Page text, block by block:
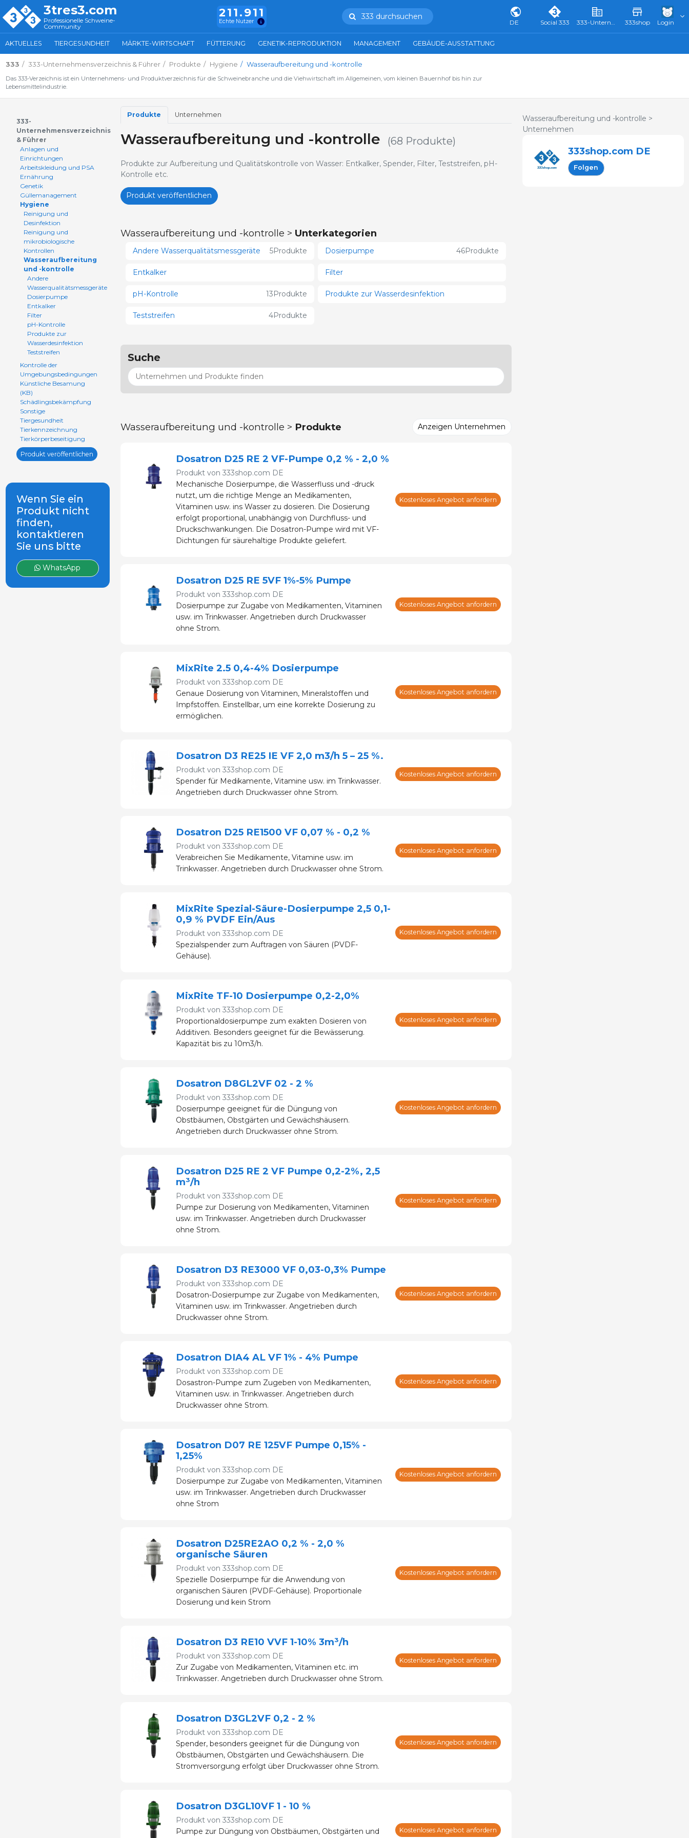
3tres3.com
Professionelle Schweine-
Community
211.911
Echte Nutzer
333 durchsuchen
DE Social 333 333-Unternehmensverzeichnis & Führer 333shop Login
AKTUELLES TIERGESUNDHEIT MÄRKTE-WIRTSCHAFT FÜTTERUNG GENETIK-REPRODUKTION MANAGEMENT GEBÄUDE-AUSSTATTUNG
333 333-Unternehmensverzeichnis & Führer Produkte Hygiene Wasseraufbereitung und -kontrolle
Das 333-Verzeichnis ist ein Unternehmens- und Produktverzeichnis für die Schweinebranche und die Viehwirtschaft im Allgemeinen, vom kleinen Bauernhof bis hin zur
Lebensmittelindustrie.
333-
Unternehmensverzeichnis
& Führer
Anlagen und
Einrichtungen
Arbeitskleidung und PSA
Ernährung
Genetik
Güllemanagement
Hygiene
Reinigung und
Desinfektion
Reinigung und
mikrobiologische
Kontrollen
Wasseraufbereitung
und -kontrolle
Andere
Wasserqualitätsmessgeräte
Dosierpumpe
Entkalker
Filter
pH-Kontrolle
Produkte zur
Wasserdesinfektion
Teststreifen
Kontrolle der
Umgebungsbedingungen
Künstliche Besamung
(KB)
Schädlingsbekämpfung
Sonstige
Tiergesundheit
Tierkennzeichnung
Tierkörperbeseitigung
Produkt veröffentlichen
Wenn Sie ein
Produkt nicht
finden,
kontaktieren
Sie uns bitte
WhatsApp
Produkte Unternehmen
Wasseraufbereitung und -kontrolle (68 Produkte)
Produkte zur Aufbereitung und Qualitätskontrolle von Wasser: Entkalker, Spender, Filter, Teststreifen, pH-
Kontrolle etc.
Produkt veröffentlichen
Wasseraufbereitung und -kontrolle > Unterkategorien
Andere Wasserqualitätsmessgeräte 5Produkte Dosierpumpe 46Produkte
Entkalker Filter
pH-Kontrolle 13Produkte Produkte zur Wasserdesinfektion
Teststreifen 4Produkte
Suche
Wasseraufbereitung und -kontrolle > Produkte Anzeigen Unternehmen
Dosatron D25 RE 2 VF-Pumpe 0,2 % - 2,0 %
Produkt von 333shop.com DE
Mechanische Dosierpumpe, die Wasserfluss und -druck
nutzt, um die richtige Menge an Medikamenten,
Vitaminen usw. ins Wasser zu dosieren. Die Dosierung
erfolgt proportional, unabhängig von Durchfluss- und
Druckschwankungen. Die Dosatron-Pumpe wird mit VF-
Dichtungen für säurehaltige Produkte geliefert.
Kostenloses Angebot anfordern
Dosatron D25 RE 5VF 1%-5% Pumpe
Produkt von 333shop.com DE
Dosierpumpe zur Zugabe von Medikamenten, Vitaminen
usw. im Trinkwasser. Angetrieben durch Druckwasser
ohne Strom.
Kostenloses Angebot anfordern
MixRite 2.5 0,4-4% Dosierpumpe
Produkt von 333shop.com DE
Genaue Dosierung von Vitaminen, Mineralstoffen und
Impfstoffen. Einstellbar, um eine korrekte Dosierung zu
ermöglichen.
Kostenloses Angebot anfordern
Dosatron D3 RE25 IE VF 2,0 m3/h 5 – 25 %.
Produkt von 333shop.com DE
Spender für Medikamente, Vitamine usw. im Trinkwasser.
Angetrieben durch Druckwasser ohne Strom.
Kostenloses Angebot anfordern
Dosatron D25 RE1500 VF 0,07 % - 0,2 %
Produkt von 333shop.com DE
Verabreichen Sie Medikamente, Vitamine usw. im
Trinkwasser. Angetrieben durch Druckwasser ohne Strom.
Kostenloses Angebot anfordern
MixRite Spezial-Säure-Dosierpumpe 2,5 0,1-
0,9 % PVDF Ein/Aus
Produkt von 333shop.com DE
Spezialspender zum Auftragen von Säuren (PVDF-
Gehäuse).
Kostenloses Angebot anfordern
MixRite TF-10 Dosierpumpe 0,2-2,0%
Produkt von 333shop.com DE
Proportionaldosierpumpe zum exakten Dosieren von
Additiven. Besonders geeignet für die Bewässerung.
Kapazität bis zu 10m3/h.
Kostenloses Angebot anfordern
Dosatron D8GL2VF 02 - 2 %
Produkt von 333shop.com DE
Dosierpumpe geeignet für die Düngung von
Obstbäumen, Obstgärten und Gewächshäusern.
Angetrieben durch Druckwasser ohne Strom.
Kostenloses Angebot anfordern
Dosatron D25 RE 2 VF Pumpe 0,2-2%, 2,5
m³/h
Produkt von 333shop.com DE
Pumpe zur Dosierung von Medikamenten, Vitaminen
usw. im Trinkwasser. Angetrieben durch Druckwasser
ohne Strom.
Kostenloses Angebot anfordern
Dosatron D3 RE3000 VF 0,03-0,3% Pumpe
Produkt von 333shop.com DE
Dosatron-Dosierpumpe zur Zugabe von Medikamenten,
Vitaminen usw. im Trinkwasser. Angetrieben durch
Druckwasser ohne Strom.
Kostenloses Angebot anfordern
Dosatron DIA4 AL VF 1% - 4% Pumpe
Produkt von 333shop.com DE
Dosastron-Pumpe zum Zugeben von Medikamenten,
Vitaminen usw. in Trinkwasser. Angetrieben durch
Druckwasser ohne Strom.
Kostenloses Angebot anfordern
Dosatron D07 RE 125VF Pumpe 0,15% -
1,25%
Produkt von 333shop.com DE
Dosierpumpe zur Zugabe von Medikamenten, Vitaminen
usw. im Trinkwasser. Angetrieben durch Druckwasser
ohne Strom
Kostenloses Angebot anfordern
Dosatron D25RE2AO 0,2 % - 2,0 %
organische Säuren
Produkt von 333shop.com DE
Spezielle Dosierpumpe für die Anwendung von
organischen Säuren (PVDF-Gehäuse). Proportionale
Dosierung und kein Strom
Kostenloses Angebot anfordern
Dosatron D3 RE10 VVF 1-10% 3m³/h
Produkt von 333shop.com DE
Zur Zugabe von Medikamenten, Vitaminen etc. im
Trinkwasser. Angetrieben durch Druckwasser ohne Strom.
Kostenloses Angebot anfordern
Dosatron D3GL2VF 0,2 - 2 %
Produkt von 333shop.com DE
Spender, besonders geeignet für die Düngung von
Obstbäumen, Obstgärten und Gewächshäusern. Die
Stromversorgung erfolgt über Druckwasser ohne Strom.
Kostenloses Angebot anfordern
Dosatron D3GL10VF 1 - 10 %
Produkt von 333shop.com DE
Pumpe zur Düngung von Obstbäumen, Obstgärten und
Kostenloses Angebot anfordern
Wasseraufbereitung und -kontrolle >
Unternehmen
333shop.com DE
Folgen